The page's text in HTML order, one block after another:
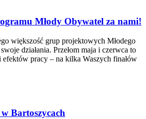
Młody Obywatel za nami!
większość grup projektowych Młodego
działania. Przełom maja i czerwca to
efektów pracy – na kilka Waszych finałów
Bartoszycach